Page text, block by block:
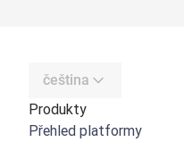
čeština
Produkty
Přehled platformy